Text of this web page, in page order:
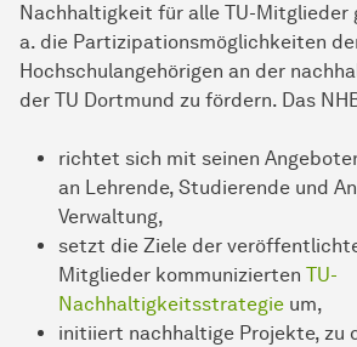
Nachhaltigkeit für alle TU-Mitglieder
a. die Partizipationsmöglichkeiten
Hochschulangehörigen an der
der TU Dortmund zu fördern. Das
richtet sich mit seinen
an Lehrende, Studierende und
Verwaltung,
setzt die Ziele der
Mitglieder kommunizierten TU-
Nachhaltigkeitsstrategie um,
initiiert nachhaltige Projekte, zu